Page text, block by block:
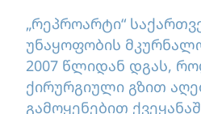
„რეპროარტი“
უნაყოფობის
2007 წლიდან დგას,
ქირურგიული გზით
გამოყენებით